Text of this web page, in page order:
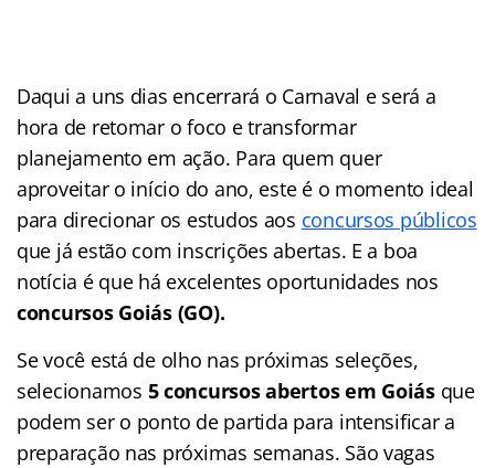
Daqui a uns dias encerrará o Carnaval e será a
hora de retomar o foco e transformar
planejamento em ação. Para quem quer
aproveitar o início do ano, este é o momento ideal
para direcionar os estudos aos concursos públicos
que já estão com inscrições abertas. E a boa
notícia é que há excelentes oportunidades nos
concursos Goiás (GO).
Se você está de olho nas próximas seleções,
selecionamos 5 concursos abertos em Goiás que
podem ser o ponto de partida para intensificar a
preparação nas próximas semanas. São vagas